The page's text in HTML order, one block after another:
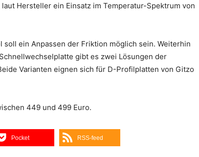
Hersteller ein Einsatz im Temperatur-Spektrum von
ein Anpassen der Friktion möglich sein. Weiterhin
gibt es zwei Lösungen der
Varianten eignen sich für D-Profilplatten von Gitzo
449 und 499 Euro.
Pocket RSS-feed